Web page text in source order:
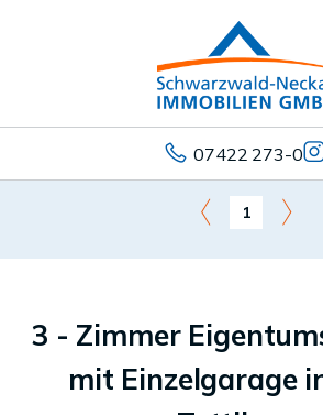
07422 273-0
1
3 - Zimmer
mit Einzelgarage